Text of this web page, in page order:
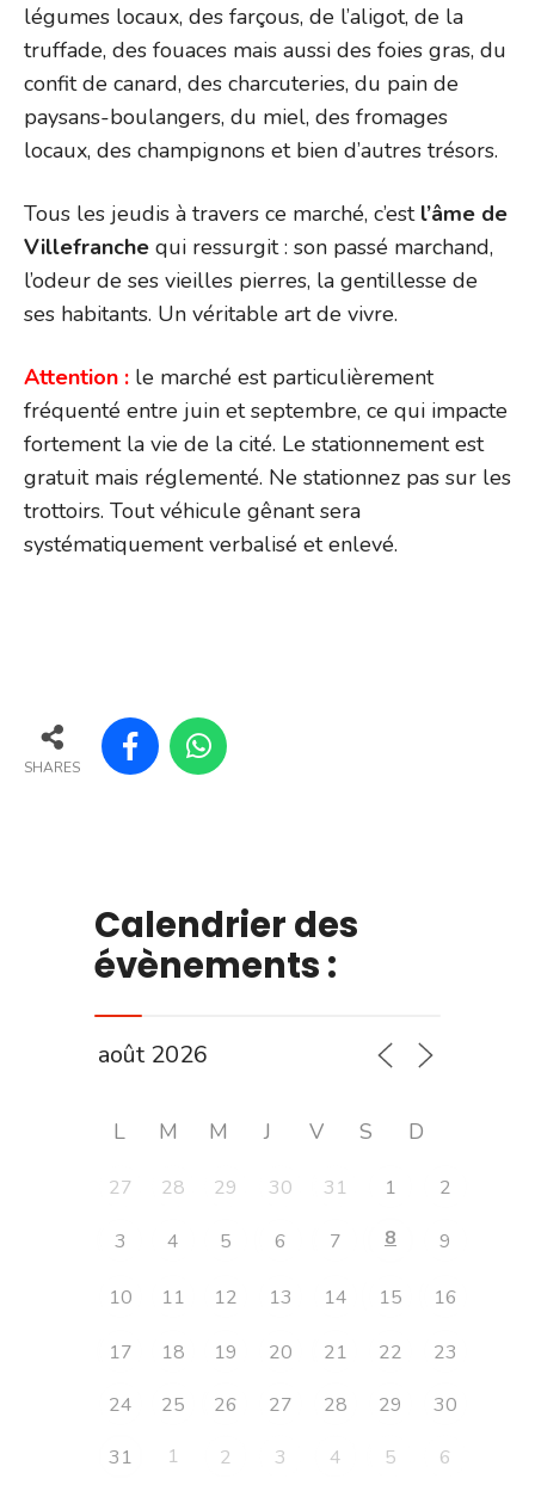
légumes locaux, des farçous, de l’aligot, de la
truffade, des fouaces mais aussi des foies gras, du
confit de canard, des charcuteries, du pain de
paysans-boulangers, du miel, des fromages
locaux, des champignons et bien d’autres trésors.
Tous les jeudis à travers ce marché, c’est l’âme de
Villefranche qui ressurgit : son passé marchand,
l’odeur de ses vieilles pierres, la gentillesse de
ses habitants. Un véritable art de vivre.
Attention : le marché est particulièrement
fréquenté entre juin et septembre, ce qui impacte
fortement la vie de la cité. Le stationnement est
gratuit mais réglementé. Ne stationnez pas sur les
trottoirs. Tout véhicule gênant sera
systématiquement verbalisé et enlevé.
SHARES
Calendrier des
évènements :
L M M J V S D
27 28 29 30 31 1 2
3 4 5 6 7 8 9
10 11 12 13 14 15 16
17 18 19 20 21 22
23
24
25 26 27 28 29
30
31
1 2 3 4 5 6